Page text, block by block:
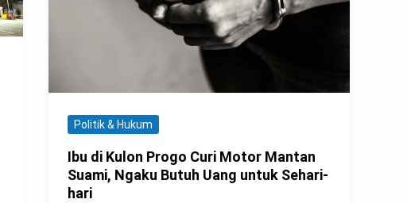
Politik & Hukum
Ibu di Kulon Progo Curi Motor Mantan
Suami, Ngaku Butuh Uang untuk Sehari-
hari